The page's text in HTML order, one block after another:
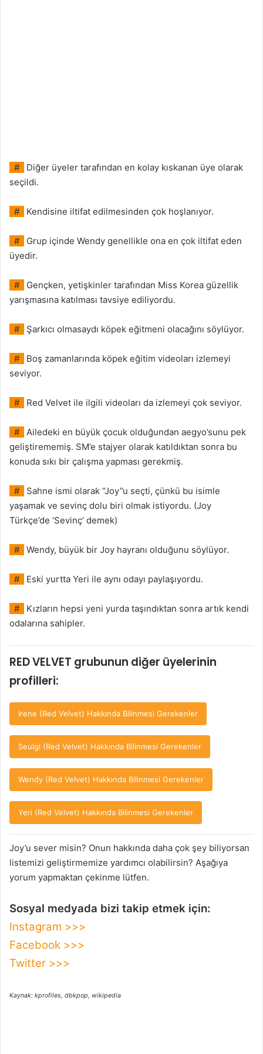
#
Diğer üyeler tarafından en kolay kıskanan üye olarak
seçildi.
# Kendisine iltifat edilmesinden çok hoşlanıyor.
#
Grup içinde Wendy genellikle ona en çok iltifat eden
üyedir.
#
Gençken, yetişkinler tarafından Miss Korea güzellik
yarışmasına katılması tavsiye ediliyordu.
# Şarkıcı olmasaydı köpek eğitmeni olacağını söylüyor.
#
Boş zamanlarında köpek eğitim videoları izlemeyi
seviyor.
# Red Velvet ile ilgili videoları da izlemeyi çok seviyor.
#
Ailedeki en büyük çocuk olduğundan aegyo’sunu pek
geliştirememiş. SM’e stajyer olarak katıldıktan sonra bu
konuda sıkı bir çalışma yapması gerekmiş.
#
Sahne ismi olarak “Joy”u seçti, çünkü bu isimle
yaşamak ve sevinç dolu biri olmak istiyordu. (Joy
Türkçe’de ‘Sevinç’ demek)
# Wendy, büyük bir Joy hayranı olduğunu söylüyor.
# Eski yurtta Yeri ile aynı odayı paylaşıyordu.
#
Kızların hepsi yeni yurda taşındıktan sonra artık kendi
odalarına sahipler.
RED VELVET grubunun diğer üyelerinin
profilleri:
Irene (Red Velvet) Hakkında Bilinmesi Gerekenler
Seulgi (Red Velvet) Hakkında Bilinmesi Gerekenler
Wendy (Red Velvet) Hakkında Bilinmesi Gerekenler
Yeri (Red Velvet) Hakkında Bilinmesi Gerekenler
Joy’u sever misin? Onun hakkında daha çok şey biliyorsan
listemizi geliştirmemize yardımcı olabilirsin? Aşağıya
yorum yapmaktan çekinme lütfen.
Sosyal medyada bizi takip etmek için:
Instagram >>>
Facebook >>>
Twitter >>>
Kaynak: kprofiles, dbkpop, wikipedia